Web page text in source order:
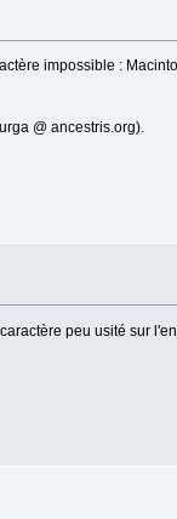
impossible :
@ ancestris.org).
peu usité sur